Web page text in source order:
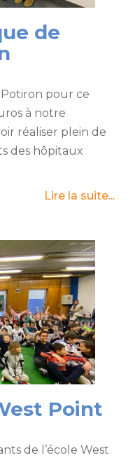
de
pour ce
à notre
réaliser plein de
des hôpitaux
Lire la suite...
Point
de l’école West